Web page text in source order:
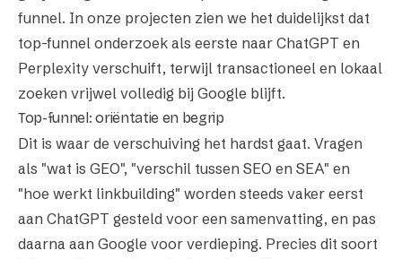
funnel. In onze projecten zien we het duidelijkst dat
top-funnel onderzoek als eerste naar ChatGPT en
Perplexity verschuift, terwijl transactioneel en lokaal
zoeken vrijwel volledig bij Google blijft.
Top-funnel: oriëntatie en begrip
Dit is waar de verschuiving het hardst gaat. Vragen
als "wat is GEO", "verschil tussen SEO en SEA" en
"hoe werkt linkbuilding" worden steeds vaker eerst
aan ChatGPT gesteld voor een samenvatting, en pas
daarna aan Google voor verdieping. Precies dit soort